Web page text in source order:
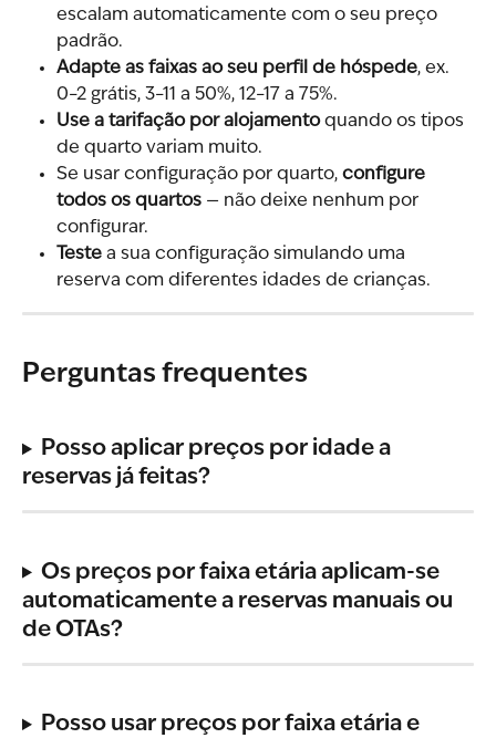
escalam automaticamente com o seu preço
padrão.
Adapte as faixas ao seu perfil de hóspede, ex.
0–2 grátis, 3–11 a 50%, 12–17 a 75%.
Use a tarifação por alojamento quando os tipos
de quarto variam muito.
Se usar configuração por quarto, configure
todos os quartos — não deixe nenhum por
configurar.
Teste a sua configuração simulando uma
reserva com diferentes idades de crianças.
Perguntas frequentes
Posso aplicar preços por idade a
reservas já feitas?
Os preços por faixa etária aplicam-se
automaticamente a reservas manuais ou
de OTAs?
Posso usar preços por faixa etária e